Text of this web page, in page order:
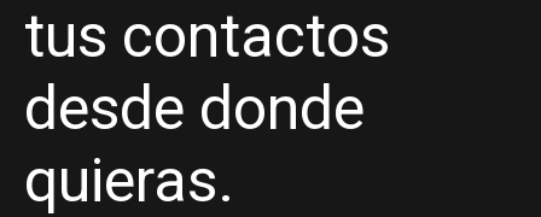
tus contactos
desde donde
quieras.